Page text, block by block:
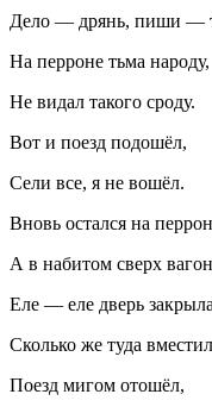
Дело — дрянь, пиши —
На перроне тьма народу,
Не видал такого сроду.
Вот и поезд подошёл,
Сели все, я не вошёл.
Вновь остался на
А в набитом сверх
Еле — еле дверь
Сколько же туда
Поезд мигом отошёл,